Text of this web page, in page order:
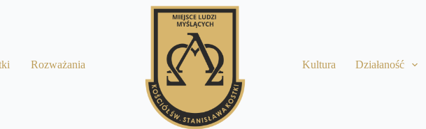
Rozważania Kultura Działaność